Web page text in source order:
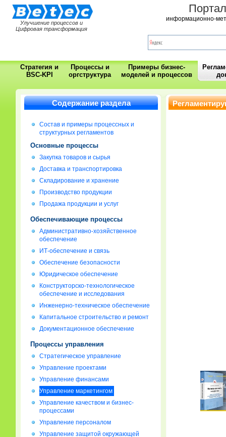
Улучшение процессов и
Цифровая трансформация
информационно-
Стратегия и
BSC-KPI
Процессы и
оргструктура
Примеры бизнес-
моделей и процессов
Содержание раздела
Состав и примеры процессных и
структурных регламентов
Основные процессы
Закупка товаров и сырья
Доставка и транспортировка
Складирование и хранение
Производство продукции
Продажа продукции и услуг
Обеспечивающие процессы
Административно-хозяйственное
обеспечение
ИТ-обеспечение и связь
Обеспечение безопасности
Юридическое обеспечение
Конструкторско-технологическое
обеспечение и исследования
Инженерно-техническое обеспечение
Капитальное строительство и ремонт
Документационное обеспечение
Процессы управления
Стратегическое управление
Управление проектами
Управление финансами
Управление маркетингом
Управление качеством и бизнес-
процессами
Управление персоналом
Управление защитой окружающей